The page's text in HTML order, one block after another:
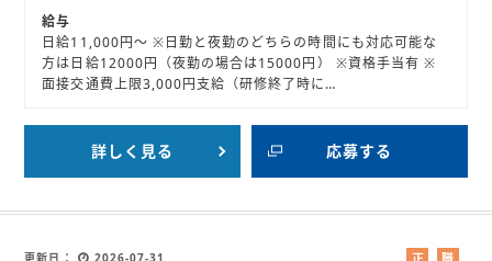
給与
日給11,000円～ ※日勤と夜勤のどちらの時間にも対応可能な
方は日給12000円（夜勤の場合は15000円） ※資格手当有 ※
面接交通費上限3,000円支給（研修終了時に…
詳しく見る 応募する
更新日 2026-07-31